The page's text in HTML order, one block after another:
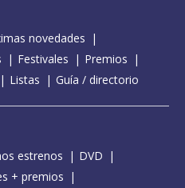
novedades
Festivales
Premios
Listas Guía / directorio
estrenos
DVD
+ premios